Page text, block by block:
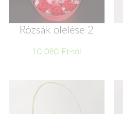
Rózsák ölelése 2
10 080 Ft-tól